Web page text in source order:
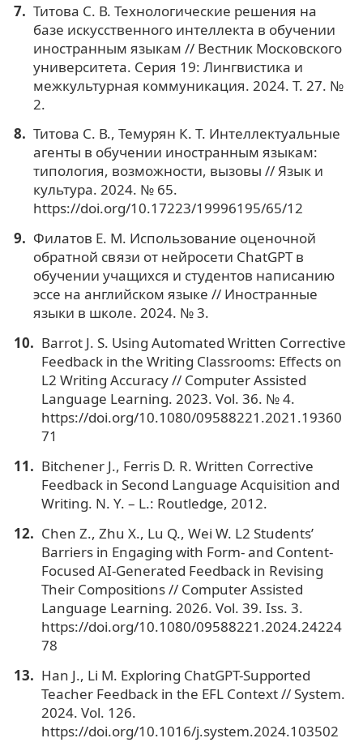
Титова С. В. Технологические решения на
базе искусственного интеллекта в обучении
иностранным языкам // Вестник Московского
университета. Серия 19: Лингвистика и
межкультурная коммуникация. 2024. Т. 27. №
2.
Титова С. В., Темурян К. Т. Интеллектуальные
агенты в обучении иностранным языкам:
типология, возможности, вызовы // Язык и
культура. 2024. № 65.
https://doi.org/10.17223/19996195/65/12
Филатов Е. М. Использование оценочной
обратной связи от нейросети ChatGPT в
обучении учащихся и студентов написанию
эссе на английском языке // Иностранные
языки в школе. 2024. № 3.
Barrot J. S. Using Automated Written Corrective
Feedback in the Writing Classrooms: Effects on
L2 Writing Accuracy // Computer Assisted
Language Learning. 2023. Vol. 36. № 4.
https://doi.org/10.1080/09588221.2021.19360
71
Bitchener J., Ferris D. R. Written Corrective
Feedback in Second Language Acquisition and
Writing. N. Y. – L.: Routledge, 2012.
Chen Z., Zhu X., Lu Q., Wei W. L2 Students’
Barriers in Engaging with Form- and Content-
Focused AI-Generated Feedback in Revising
Their Compositions // Computer Assisted
Language Learning. 2026. Vol. 39. Iss. 3.
https://doi.org/10.1080/09588221.2024.24224
78
Han J., Li M. Exploring ChatGPT-Supported
Teacher Feedback in the EFL Context // System.
2024. Vol. 126.
https://doi.org/10.1016/j.system.2024.103502